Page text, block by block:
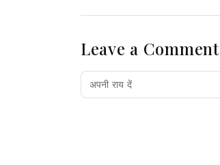
Leave a Comment